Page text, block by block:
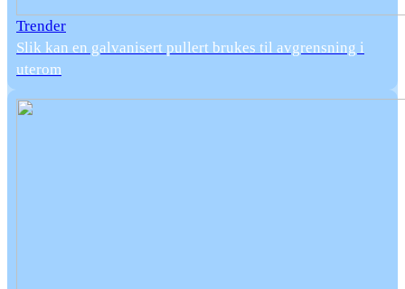
Trender
Slik kan en galvanisert pullert brukes til avgrensning i
uterom